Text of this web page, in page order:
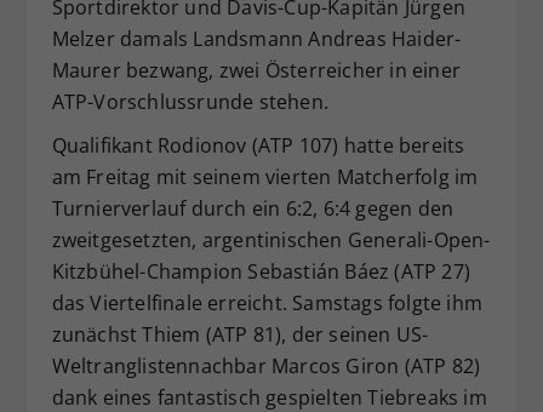
Sportdirektor und Davis-Cup-Kapitän Jürgen
Melzer damals Landsmann Andreas Haider-
Maurer bezwang, zwei Österreicher in einer
ATP-Vorschlussrunde stehen.
Qualifikant Rodionov (ATP 107) hatte bereits
am Freitag mit seinem vierten Matcherfolg im
Turnierverlauf durch ein 6:2, 6:4 gegen den
zweitgesetzten, argentinischen Generali-Open-
Kitzbühel-Champion Sebastián Báez (ATP 27)
das Viertelfinale erreicht. Samstags folgte ihm
zunächst Thiem (ATP 81), der seinen US-
Weltranglistennachbar Marcos Giron (ATP 82)
dank eines fantastisch gespielten Tiebreaks im